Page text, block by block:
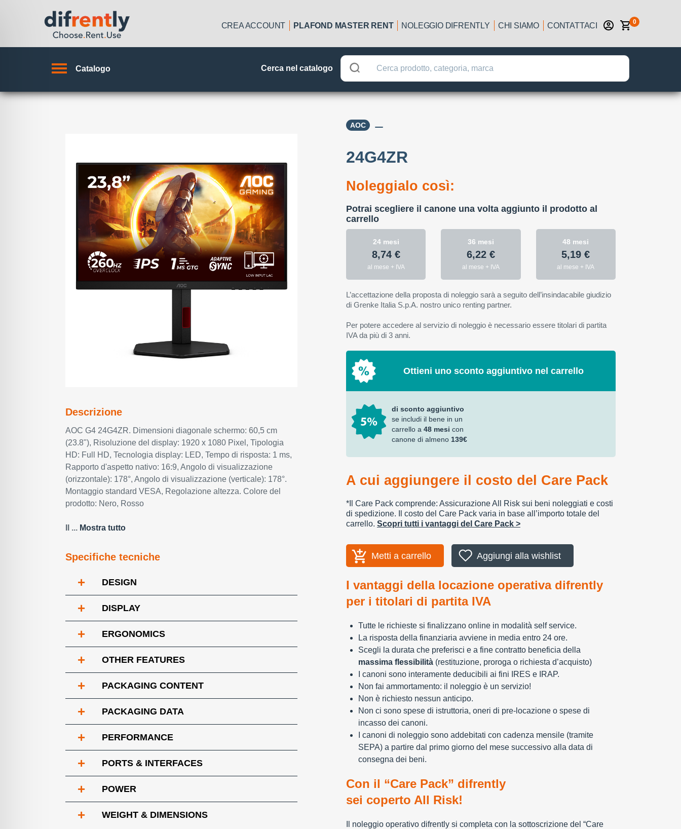
CREA ACCOUNT PLAFOND MASTER RENT NOLEGGIO DIFRENTLY CHI SIAMO CONTATTACI 0
Catalogo Cerca nel catalogo
Descrizione
AOC G4 24G4ZR. Dimensioni diagonale schermo: 60,5 cm
(23.8"), Risoluzione del display: 1920 x 1080 Pixel, Tipologia
HD: Full HD, Tecnologia display: LED, Tempo di risposta: 1 ms,
Rapporto d'aspetto nativo: 16:9, Angolo di visualizzazione
(orizzontale): 178°, Angolo di visualizzazione (verticale): 178°.
Montaggio standard VESA, Regolazione altezza. Colore del
prodotto: Nero, Rosso
Il ... Mostra tutto
Specifiche tecniche
+ DESIGN
+ DISPLAY
+ ERGONOMICS
+ OTHER FEATURES
+ PACKAGING CONTENT
+ PACKAGING DATA
+ PERFORMANCE
+ PORTS & INTERFACES
+ POWER
+ WEIGHT & DIMENSIONS
AOC
24G4ZR
Noleggialo così:
Potrai scegliere il canone una volta aggiunto il prodotto al
carrello
24 mesi
8,74 €
al mese + IVA
36 mesi
6,22 €
al mese + IVA
48 mesi
5,19 €
al mese + IVA
L’accettazione della proposta di noleggio sarà a seguito dell’insindacabile giudizio
di Grenke Italia S.p.A. nostro unico renting partner.
Per potere accedere al servizio di noleggio è necessario essere titolari di partita
IVA da più di 3 anni.
Ottieni uno sconto aggiuntivo nel carrello
di sconto aggiuntivo
se includi il bene in un
carrello a 48 mesi con
canone di almeno 139€
A cui aggiungere il costo del Care Pack
*Il Care Pack comprende: Assicurazione All Risk sui beni noleggiati e costi
di spedizione. Il costo del Care Pack varia in base all’importo totale del
carrello. Scopri tutti i vantaggi del Care Pack >
Metti a carrello Aggiungi alla wishlist
I vantaggi della locazione operativa difrently
per i titolari di partita IVA
Tutte le richieste si finalizzano online in modalità self service.
La risposta della finanziaria avviene in media entro 24 ore.
Scegli la durata che preferisci e a fine contratto beneficia della
massima flessibilità(restituzione, proroga o richiesta d’acquisto)
I canoni sono interamente deducibili ai fini IRES e IRAP.
Non fai ammortamento: il noleggio è un servizio!
Non è richiesto nessun anticipo.
Non ci sono spese di istruttoria, oneri di pre-locazione o spese di
incasso dei canoni.
I canoni di noleggio sono addebitati con cadenza mensile (tramite
SEPA) a partire dal primo giorno del mese successivo alla data di
consegna dei beni.
Con il “Care Pack” difrently
sei coperto All Risk!
Il noleggio operativo difrently si completa con la sottoscrizione del “Care